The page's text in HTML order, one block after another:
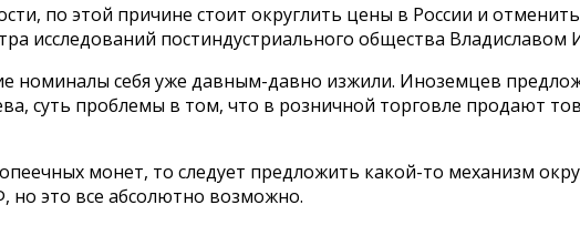
по этой причине стоит округлить цены в России и
исследований постиндустриального общества
номиналы себя уже давным-давно изжили. Иноземцев
суть проблемы в том, что в розничной торговле продают
монет, то следует предложить какой-то механизм
но это все абсолютно возможно.